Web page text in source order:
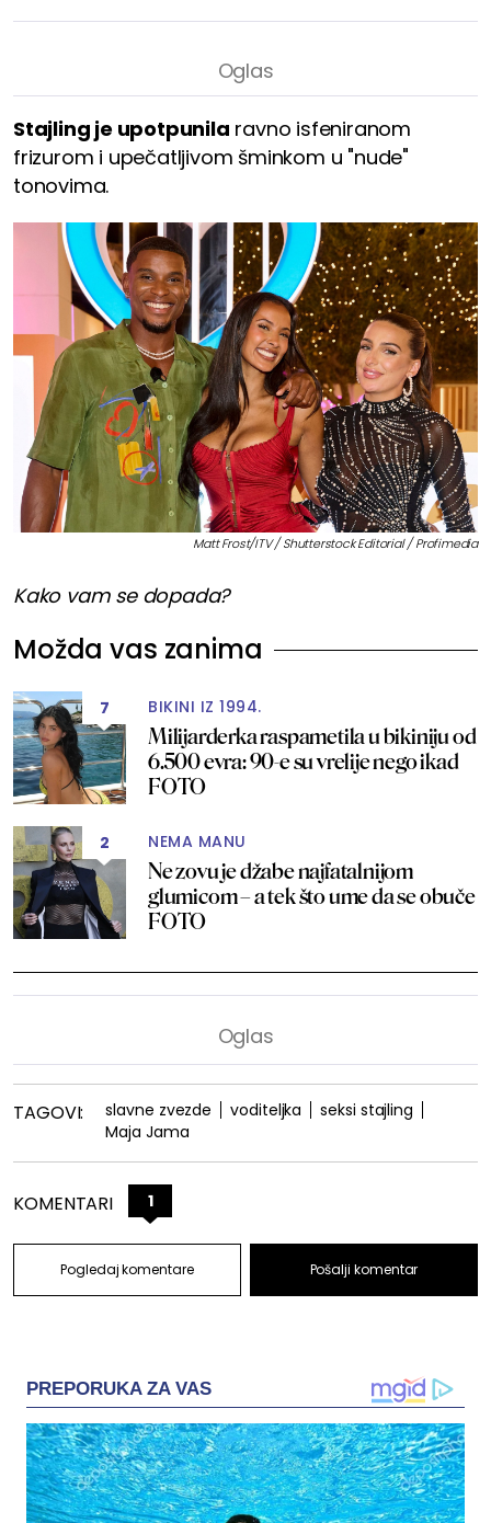
Stajling je upotpunila ravno isfeniranom
frizurom i upečatljivom šminkom u "nude"
tonovima.
Matt Frost/ITV / Shutterstock Editorial / Profimedia
Kako vam se dopada?
Možda vas zanima
7 BIKINI IZ 1994.
Milijarderka raspametila u bikiniju od
6.500 evra: 90-e su vrelije nego ikad
FOTO
2 NEMA MANU
Ne zovu je džabe najfatalnijom
glumicom – a tek što ume da se obuče
FOTO
TAGOVI: slavne zvezde voditeljka
seksi stajling
Maja Jama
KOMENTARI 1
Pogledaj komentare Pošalji komentar
PREPORUKA ZA VAS